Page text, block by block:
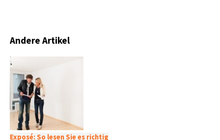
Andere Artikel
Exposé: So lesen Sie es richtig